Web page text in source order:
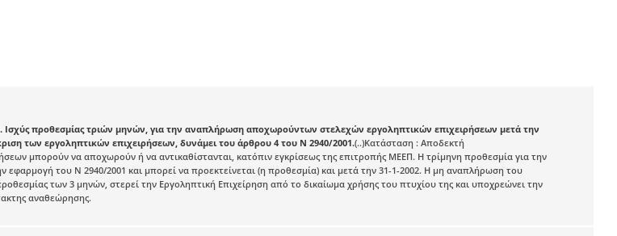
προθεσμίας τριών μηνών, για την αναπλήρωση αποχωρούντων στελεχών εργοληπτικών επιχειρήσεων μετά την
των εργοληπτικών επιχειρήσεων, δυνάμει του άρθρου 4 του Ν 2940/2001.(..)Κατάσταση : Αποδεκτή
μπορούν να αποχωρούν ή να αντικαθίστανται, κατόπιν εγκρίσεως της επιτροπής ΜΕΕΠ. Η τρίμηνη προθεσμία για την
εφαρμογή του Ν 2940/2001 και μπορεί να προεκτείνεται (η προθεσμία) και μετά την 31-1-2002. Η μη αναπλήρωση του
των 3 μηνών, στερεί την Εργοληπτική Επιχείρηση από το δικαίωμα χρήσης του πτυχίου της και υποχρεώνει την
αναθεώρησης.